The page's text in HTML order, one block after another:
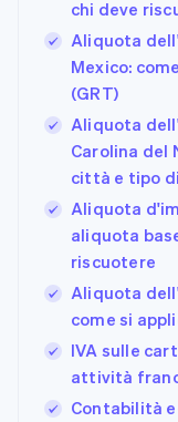
chi deve
Aliquota
Mexico:
(GRT)
Aliquota
Carolina del
città e tipo
Aliquota
aliquota
riscuotere
Aliquota
come si
IVA sulle
attività
Contabilità